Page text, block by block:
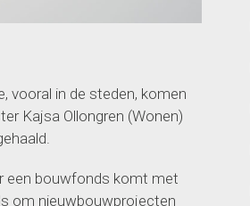
vooral in de steden, komen
Kajsa Ollongren (Wonen)
een bouwfonds komt met
om nieuwbouwprojecten